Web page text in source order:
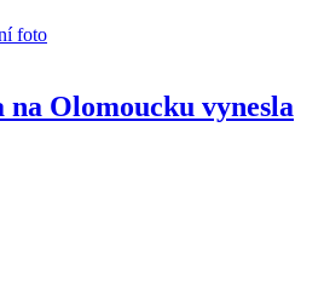
Olomoucku vynesla